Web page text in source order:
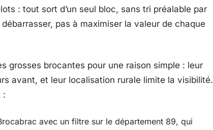
: tout sort d’un seul bloc, sans tri préalable par
pas à maximiser la valeur de chaque
grosses brocantes pour une raison simple : leur
avant, et leur localisation rurale limite la visibilité.
:
avec un filtre sur le département 89, qui